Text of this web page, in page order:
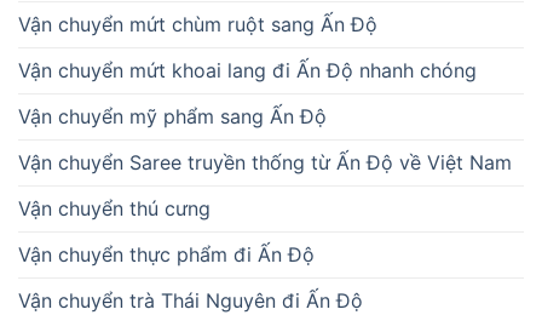
Vận chuyển mứt chùm ruột sang Ấn Độ
Vận chuyển mứt khoai lang đi Ấn Độ nhanh chóng
Vận chuyển mỹ phẩm sang Ấn Độ
Vận chuyển Saree truyền thống từ Ấn Độ về Việt Nam
Vận chuyển thú cưng
Vận chuyển thực phẩm đi Ấn Độ
Vận chuyển trà Thái Nguyên đi Ấn Độ